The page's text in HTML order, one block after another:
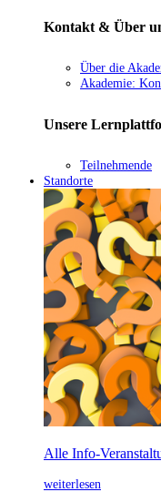
Kontakt & Über
Über die
Akademie:
Unsere
Teilnehmende
Standorte
Alle Info-
weiterlesen